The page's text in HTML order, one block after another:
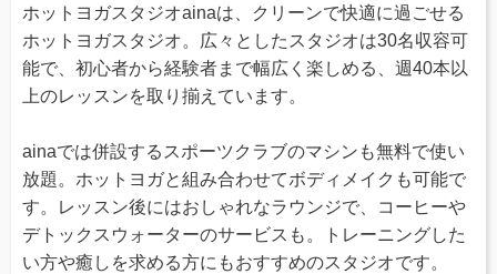
ホットヨガスタジオainaは、クリーンで快適に過ごせる
ホットヨガスタジオ。広々としたスタジオは30名収容可
能で、初心者から経験者まで幅広く楽しめる、週40本以
上のレッスンを取り揃えています。
ainaでは併設するスポーツクラブのマシンも無料で使い
放題。ホットヨガと組み合わせてボディメイクも可能で
す。レッスン後にはおしゃれなラウンジで、コーヒーや
デトックスウォーターのサービスも。トレーニングした
い方や癒しを求める方にもおすすめのスタジオです。